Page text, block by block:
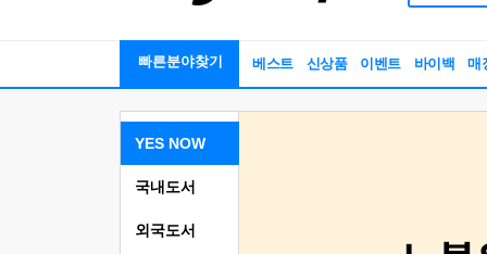
빠른분야찾기 베스트 신상품 이벤트 바이백 매
YES NOW
국내도서
외국도서